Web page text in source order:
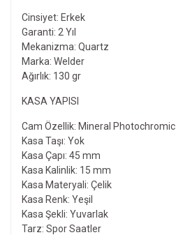
Cinsiyet: Erkek
Garanti: 2 Yıl
Mekanizma: Quartz
Marka: Welder
Ağırlık: 130 gr
KASA YAPISI
Cam Özellik: Mineral Photochromic
Kasa Taşı: Yok
Kasa Çapı: 45 mm
Kasa Kalinlik: 15 mm
Kasa Materyali: Çelik
Kasa Renk: Yeşil
Kasa Şekli: Yuvarlak
Tarz: Spor Saatler